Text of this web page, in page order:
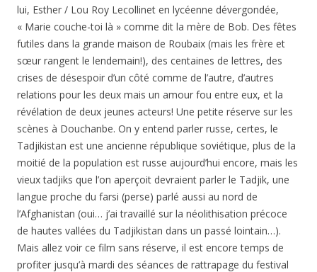
lui, Esther / Lou Roy Lecollinet en lycéenne dévergondée,
« Marie couche-toi là » comme dit la mère de Bob. Des fêtes
futiles dans la grande maison de Roubaix (mais les frère et
sœur rangent le lendemain!), des centaines de lettres, des
crises de désespoir d’un côté comme de l’autre, d’autres
relations pour les deux mais un amour fou entre eux, et la
révélation de deux jeunes acteurs! Une petite réserve sur les
scènes à Douchanbe. On y entend parler russe, certes, le
Tadjikistan est une ancienne république soviétique, plus de la
moitié de la population est russe aujourd’hui encore, mais les
vieux tadjiks que l’on aperçoit devraient parler le Tadjik, une
langue proche du farsi (perse) parlé aussi au nord de
l’Afghanistan (oui… j’ai travaillé sur la néolithisation précoce
de hautes vallées du Tadjikistan dans un passé lointain…).
Mais allez voir ce film sans réserve, il est encore temps de
profiter jusqu’à mardi des séances de rattrapage du festival